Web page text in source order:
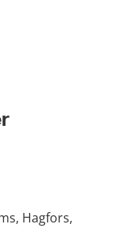
Hagfors,